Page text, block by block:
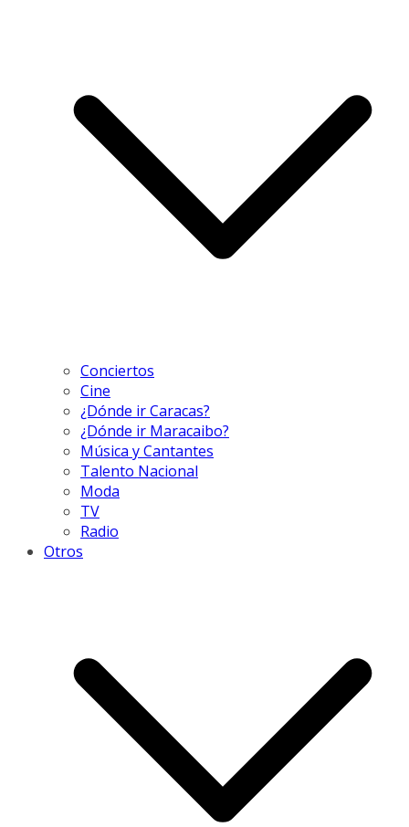
Conciertos
Cine
¿Dónde ir Caracas?
¿Dónde ir Maracaibo?
Música y Cantantes
Talento Nacional
Moda
TV
Radio
Otros